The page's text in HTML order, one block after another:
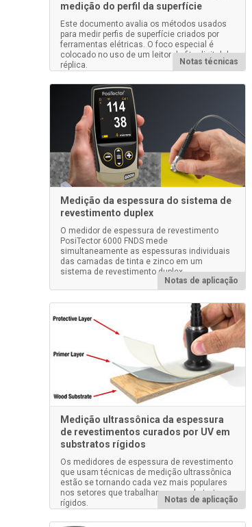
medição do perfil da superfície
Este documento avalia os métodos usados
para medir perfis de superfície criados por
ferramentas elétricas. O foco especial é
colocado no uso de um leitor de fita digital de
réplica.
Notas técnicas
Medição da espessura do sistema de
revestimento duplex
O medidor de espessura de revestimento
PosiTector 6000 FNDS mede
simultaneamente as espessuras individuais
das camadas de tinta e zinco em um
sistema de revestimento duplex.
Notas de aplicação
Medição ultrassônica da espessura
de revestimentos curados por UV em
substratos rígidos
Os medidores de espessura de revestimento
que usam técnicas de medição ultrassônica
estão se tornando cada vez mais populares
nos setores que trabalham com substratos
rígidos.
Notas de aplicação